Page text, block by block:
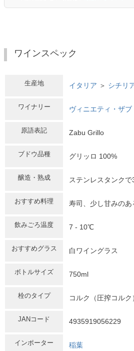
ワインスペック
生産地 イタリア ＞ シチリ
ワイナリー ヴィニエティ・ザブ
原語表記 Zabu Grillo
ブドウ品種 グリッロ 100%
醸造・熟成 ステンレスタンク
おすすめ料理 寿司、少し甘みの
飲みごろ温度 7 - 10℃
おすすめグラス 白ワイングラス
ボトルサイズ 750ml
栓のタイプ コルク（圧搾コルク
JANコード 4935919056229
インポーター 稲葉